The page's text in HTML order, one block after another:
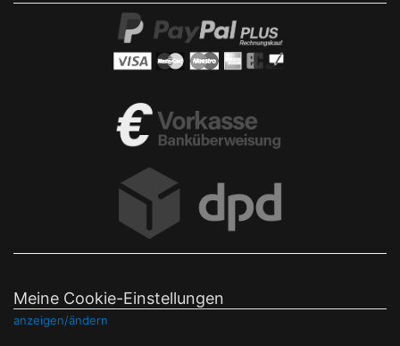
Meine Cookie-Einstellungen
anzeigen/ändern